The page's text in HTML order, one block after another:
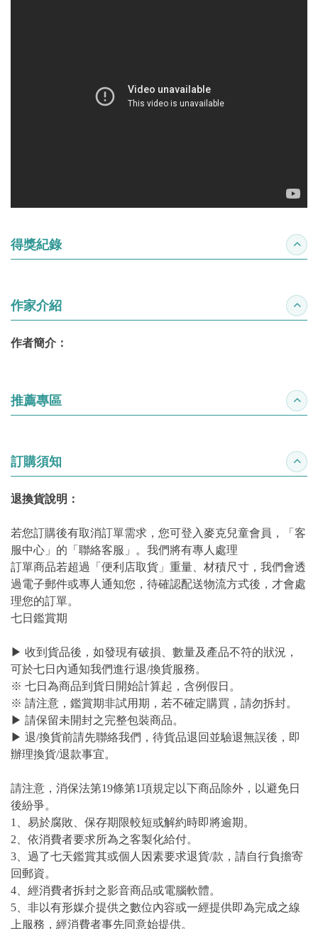
得獎紀錄 收合
作家介紹 收合
作者簡介：
推薦專區 收合
訂購須知 收合
退換貨說明：
若您訂購後有取消訂單需求，您可登入麥克兒童會員，「客
服中心」的「聯絡客服」。我們將有專人處理
訂單商品若超過「便利店取貨」重量、材積尺寸，我們會透
過電子郵件或專人通知您，待確認配送物流方式後，才會處
理您的訂單。
七日鑑賞期
▶ 收到貨品後，如發現有破損、數量及產品不符的狀況，
可於七日內通知我們進行退/換貨服務。
※ 七日為商品到貨日開始計算起，含例假日。
※ 請注意，鑑賞期非試用期，若不確定購買，請勿拆封。
▶ 請保留未開封之完整包裝商品。
▶ 退/換貨前請先聯絡我們，待貨品退回並驗退無誤後，即
辦理換貨/退款事宜。
請注意，消保法第19條第1項規定以下商品除外，以避免日
後紛爭。
1、易於腐敗、保存期限較短或解約時即將逾期。
2、依消費者要求所為之客製化給付。
3、過了七天鑑賞其或個人因素要求退貨/款，請自行負擔寄
回郵資。
4、經消費者拆封之影音商品或電腦軟體。
5、非以有形媒介提供之數位內容或一經提供即為完成之線
上服務，經消費者事先同意始提供。